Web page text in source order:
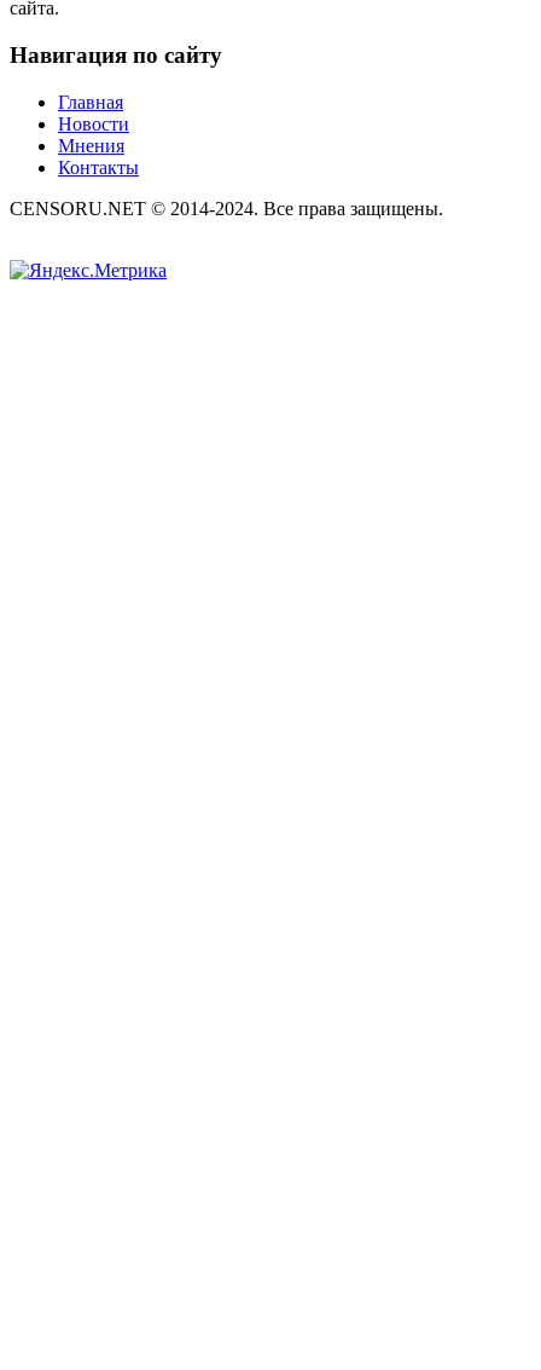
сайта.
Навигация по сайту
Главная
Новости
Мнения
Контакты
CENSORU.NET © 2014-2024. Все права защищены.